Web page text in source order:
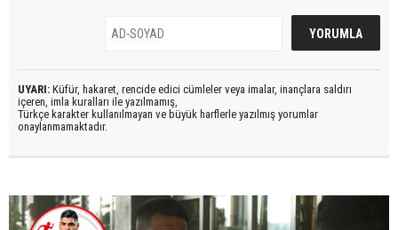
UYARI: Küfür, hakaret, rencide edici cümleler veya imalar, inançlara saldırı
içeren, imla kuralları ile yazılmamış,
Türkçe karakter kullanılmayan ve büyük harflerle yazılmış yorumlar
onaylanmamaktadır.